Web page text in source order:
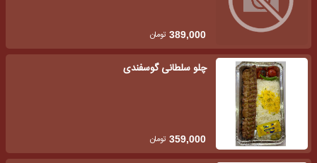
389,000 تومان
چلو سلطانی گوسفندی
359,000 تومان